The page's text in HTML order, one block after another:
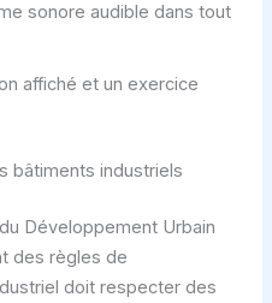
sonore audible dans tout
affiché et un exercice
bâtiments industriels
Développement Urbain
des règles de
doit respecter des